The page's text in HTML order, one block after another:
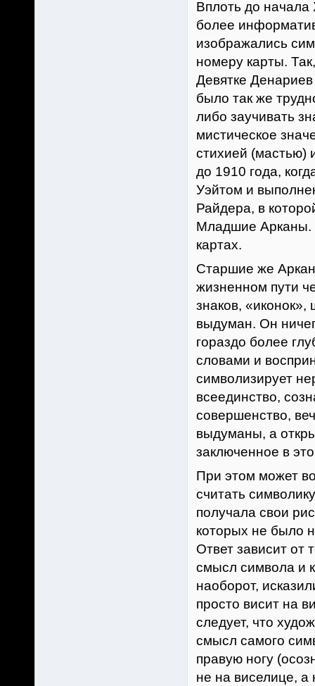
Вплоть до
более
изображались
номеру карты.
Девятке
было так же
либо заучивать
мистическое
стихией (мастью)
до 1910 года,
Уэйтом и
Райдера, в
Младшие Арканы.
картах.
Старшие же
жизненном пути
знаков,
выдуман. Он
гораздо более
словами и
символизирует
всеединство,
совершенство,
выдуманы, а
заключенное в
При этом может
считать
получала свои
которых не было
Ответ зависит от
смысл символа и
наоборот,
просто висит на
следует, что
смысл самого
правую ногу
не на виселице, а